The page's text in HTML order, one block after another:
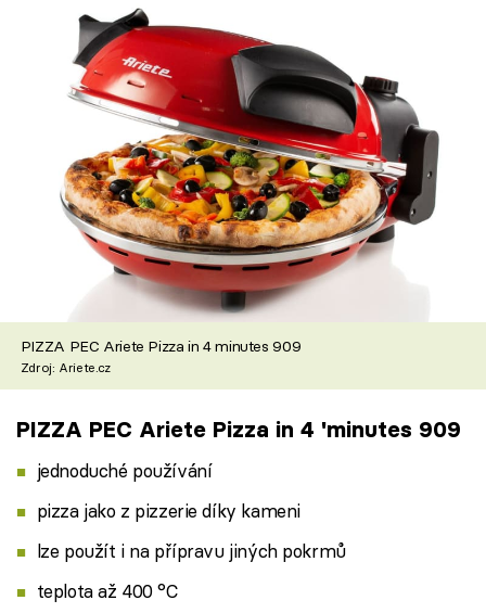
PIZZA PEC Ariete Pizza in 4 minutes 909
Zdroj: Ariete.cz
PIZZA PEC Ariete Pizza in 4 'minutes 909
jednoduché používání
pizza jako z pizzerie díky kameni
lze použít i na přípravu jiných pokrmů
teplota až 400 °C